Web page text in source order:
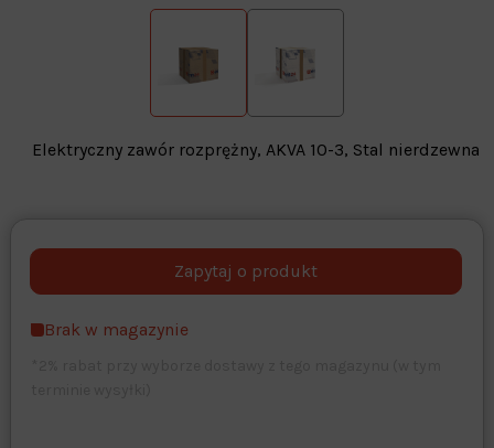
Elektryczny zawór rozprężny, AKVA 10-3, Stal nierdzewna
opcjonalne Maks. 250 znaków
Brak w magazynie